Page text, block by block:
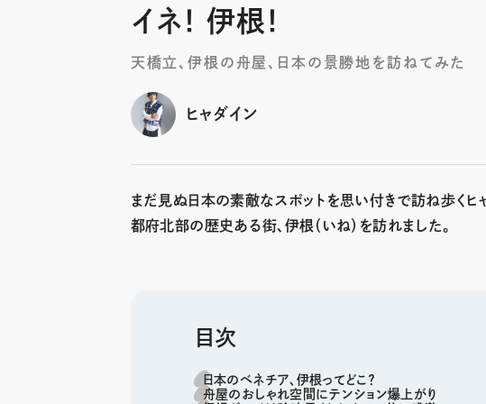
イネ！ 伊根！
天橋立、伊根の舟屋、日本の景勝地を訪ねてみた
ヒャダイン
まだ見ぬ日本の素敵なスポットを思い付きで訪ね歩くヒ
都府北部の歴史ある街、伊根（いね）を訪れました。
目次
日本のベネチア、伊根ってどこ？
舟屋のおしゃれ空間にテンション爆上がり